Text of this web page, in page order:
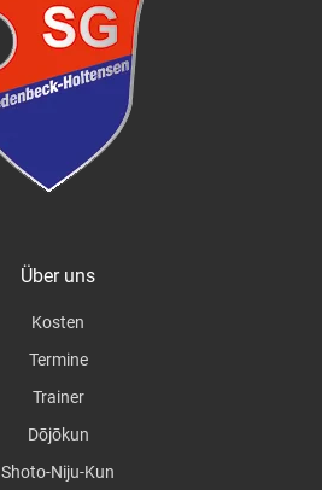
Über uns
Kosten
Termine
Trainer
Dōjōkun
Shoto-Niju-Kun